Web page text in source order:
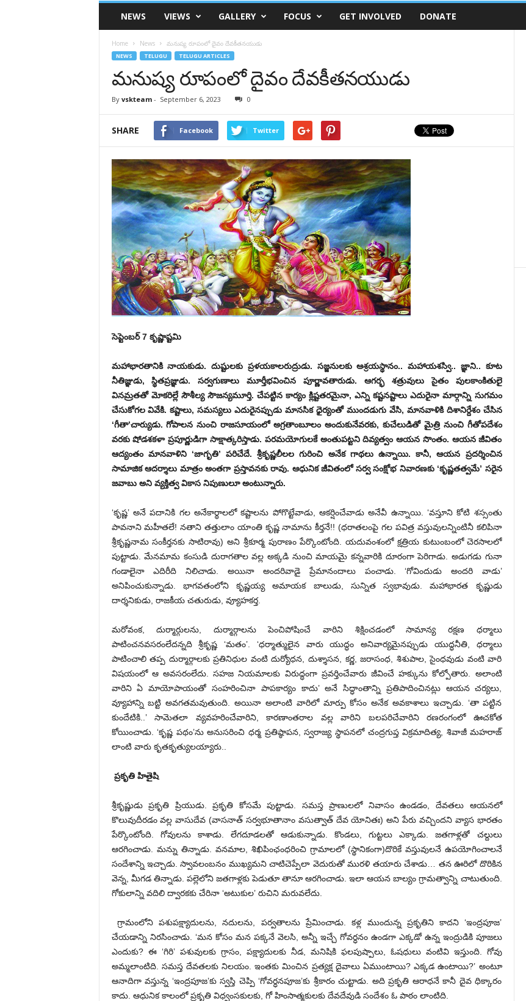
VSK
TelanganaNEWS VIEWS GALLERY FOCUS GET INVOLVED DONATE
Home News మనుష్య రూపంలో దైవం దేవకీతనయుడు
NEWS TELUGU TELUGU ARTICLES
మనుష్య రూపంలో దైవం దేవకీతనయుడు
By vskteam- September 6, 2023 0
SHARE Facebook Twitter
సెప్టెంబర్‌ 7 ‌కృష్ణాష్టమి
మహాభారతానికి నాయకుడు. దుష్టులకు ప్రళయకాలరుద్రుడు. సజ్జనులకు ఆశ్రయస్థానం.. మహాయశస్వి.. జ్ఞాని.. కూట
నీతిజ్ఞుడు, స్థితప్రజ్ఞుడు. సర్వగుణాలు మూర్తీభవించిన పూర్ణావతారుడు. ఆగర్భ శత్రువులు సైతం పులకాంకితులై
వినమ్రతతో మోకరిల్లే సౌశీల్య సౌజన్యమూర్తి. చేపట్టిన కార్యం క్లిష్టతరమైనా, ఎన్ని కష్టనష్టాలు ఎదురైనా మార్గాన్ని సుగమం
చేసుకోగల వివేకి. కష్టాలు, సమస్యలు ఎదురైనప్పుడు మానసిక ధైర్యంతో ముందడుగు వేసి, మానవాళికి దిశానిర్దేశం చేసిన
‘గీతా’చార్యుడు. గోపాలన నుంచి రాజసూయంలో అగ్రతాంబూలం అందుకునేవరకు, కుచేలుడితో మైత్రి నుంచి గీతోపదేశం
వరకు షోడశకళా ప్రపూర్ణుడిగా సాక్షాత్కరిస్తాడు. పరమయోగులకే అంతుపట్టని దివ్యత్వం ఆయన సొంతం. ఆయన జీవితం
ఆద్యంతం మానవాళిని ‘జాగృతి’ పరిచేదే. శ్రీకృష్ణలీలల గురించి అనేక గాథలు ఉన్నాయి. కానీ, ఆయన ప్రదర్శించిన
సామాజిక ఆదర్శాలు మాత్రం అంతగా ప్రస్తావనకు రావు. ఆధునిక జీవితంలో సర్వ సంక్షోభ నివారణకు ‘కృష్ణతత్వమే’ సరైన
జవాబు అని వ్యక్తిత్వ వికాస నిపుణులూ అంటున్నారు.
‘కృష్ణ’ అనే పదానికి గల అనేకార్థాలలో కష్టాలను పోగొట్టేవాడు, ఆకర్షించేవాడు అనేవీ ఉన్నాయి. ‘వస్తూని కోటి శస్సంతు
పావనాని మహీతలే! నతాని తత్తులాం యాంతి కృష్ణ నామాను కీర్తనే!! (ధరాతలంపై గల పవిత్ర వస్తువులన్నింటినీ కలిపినా
శ్రీకృష్ణనామ సంకీర్తనకు సాటిరావు) అని శ్రీకూర్మ పురాణం పేర్కొంటోంది. యదువంశంలో క్షత్రియ కుటుంబంలో చెరసాలలో
పుట్టాడు. మేనమామ కంసుడి దురాగతాల వల్ల అక్కడి నుంచి మాయమై కన్నవారికి దూరంగా పెరిగాడు. అడుగడు గునా
గండాలైనా ఎదిరీది నిలిచాడు. అయినా అందరివాడై ప్రేమానందాలు పంచాడు. ‘గోవిందుడు అందరి వాడు’
అనిపించుకున్నాడు. భాగవతంలోని కృష్ణయ్య అమాయక బాలుడు, సున్నిత స్వభావుడు. మహాభారత కృష్ణుడు
దార్శనికుడు, రాజకీయ చతురుడు, వ్యూహకర్త.
మరోవంక, దుర్మార్గులను, దుర్మార్గాలను పెంచిపోషించే వారిని శిక్షించడంలో సామాన్య రక్షణ ధర్మాలు
పాటించనవసరంలేదన్నది శ్రీకృష్ణ ‘మతం’. ‘ధర్మాత్ములైన వారు యుద్ధం అనివార్యమైనప్పుడు యుద్ధనీతి, ధర్మాలు
పాటించాలి తప్ప దుర్మార్గాలకు ప్రతినిధుల వంటి దుర్యోధన, దుశ్శాసన, కర్ణ, జరాసంధ, శిశుపాల, సైంధవుడు వంటి వారి
విషయంలో ఆ అవసరంలేదు. సహజ నియమాలకు విరుద్ధంగా ప్రవర్తించేవారు జీవించే హక్కును కోల్పోతారు. అలాంటి
వారిని ఏ మాయోపాయంతో సంహరించినా పాపకార్యం కాదు’ అనే సిద్ధాంతాన్ని ప్రతిపాదించినట్లు ఆయన చర్యలు,
వ్యూహాన్ని బట్టి అవగతమవుతుంది. అయినా అలాంటి వారిలో మార్పు కోసం అనేక అవకాశాలు ఇచ్చాడు. ‘తా పట్టిన
కుందేటికి..’ సామెతలా వ్యవహరించేవారిని, కారణాంతరాల వల్ల వారిని బలపరిచేవారిని రణరంగంలో ఊచకోత
కోయించాడు. ‘కృష్ణ పథం’ను అనుసరించి ధర్మ ప్రతిష్ఠాపన, స్వరాజ్య స్థాపనలో చంద్రగుప్త విక్రమాదిత్య, శివాజీ మహరాజ్‌
‌లాంటి వారు కృతకృత్యులయ్యారు..
ప్రకృతి హితైషి
శ్రీకృష్ణుడు ప్రకృతి ప్రియుడు. ప్రకృతి కోసమే పుట్టాడు. సమస్త ప్రాణులలో నివాసం ఉండడం, దేవతలు ఆయనలో
కొలువుదీరడం వల్ల వాసుదేవ (వాసనాత్‌ ‌సర్వభూతానాం వసుత్వాత్‌ ‌దేవ యోనితః) అని పేరు వచ్చిందని వ్యాస భారతం
పేర్కొంటోంది. గోవులను కాశాడు. లేగదూడలతో ఆడుకున్నాడు. కొండలు, గుట్టలు ఎక్కాడు. జతగాళ్లతో చల్దులు
ఆరగించాడు. మన్ను తిన్నాడు. వనమాల, శిఖిపింఛంధరించి గ్రామాలలో (స్థానికంగా)దొరికే వస్తువులనే ఉపయోగించాలనే
సందేశాన్ని ఇచ్చాడు. స్వావలంబనం ముఖ్యమని చాటిచెప్పేలా వెదురుతో మురళి తయారు చేశాడు… తన ఊరిలో దొరికిన
వెన్న, మీగడ తిన్నాడు. పల్లెలోని జతగాళ్లకు పెడుతూ తానూ ఆరగించాడు. ఇలా ఆయన బాల్యం గ్రామత్వాన్ని చాటుతుంది.
గోకులాన్ని వదిలి ద్వారకకు చేరినా ‘అటుకుల’ రుచిని మరువలేదు.
గ్రామంలోని పశుపక్ష్యాదులను, నదులను, పర్వతాలను ప్రేమించాడు. కళ్ల ముందున్న ప్రకృతిని కాదని ‘ఇంద్రపూజ’
చేయడాన్ని నిరసించాడు. ‘మన కోసం మన పక్కనే వెలసి, అన్నీ ఇచ్చే గోవర్ధనం ఉండగా ఎక్కడో ఉన్న ఇంద్రుడికి పూజలు
ఎందుకు? ఈ ‘గిరి’ పశువులకు గ్రాసం, పక్ష్యాదులకు నీడ, మనిషికి ఫలపుష్పాలు, ఓషధులు వంటివి ఇస్తుంది. గోవు
అమ్మలాంటిది. సమస్త దేవతలకు నిలయం. ఇంతకు మించిన ప్రత్యక్ష దైవాలు ఏముంటాయి? ఎక్కడ ఉంటాయి?’ అంటూ
ఆనాదిగా వస్తున్న ‘ఇంద్రపూజ’కు స్వస్తి చెప్పి ‘గోవర్ధనపూజ’కు శ్రీకారం చుట్టాడు. అది ప్రకృతి ఆరాధనే కానీ దైవ ధిక్కారం
కాదు. ఆధునిక కాలంలో ప్రకృతి విధ్వంసకులకు, గో హింసాత్మకులకు దేవదేవుడి సందేశం ఓ పాఠం లాంటిది.